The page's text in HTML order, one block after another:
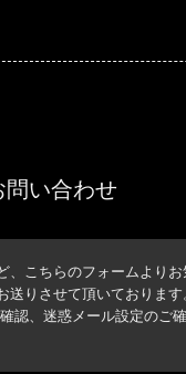
問い合わせ
、こちらのフォームより
送りさせて頂いておりま
認、迷惑メール設定のご